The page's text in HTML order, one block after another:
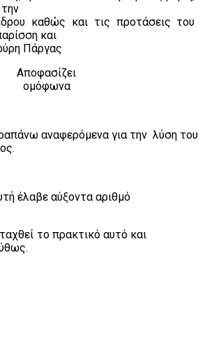
καθώς και τις προτάσεις του
και
Πάργας
Αποφασίζει
ομόφωνα
αναφερόμενα για την λύση του
έλαβε αύξοντα αριθμό
το πρακτικό αυτό και